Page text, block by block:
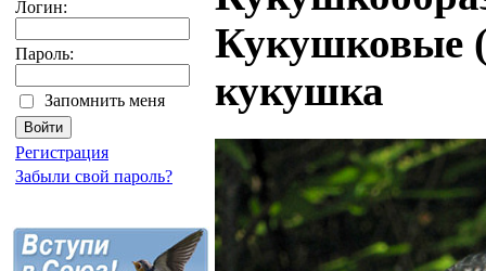
Логин:
Пароль:
Запомнить меня
Регистрация
Забыли свой пароль?
Кукушковые
кукушка